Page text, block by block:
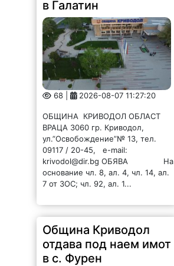
в Галатин
68 | 2026-08-07 11:27:20
ОБЩИНА КРИВОДОЛ ОБЛАСТ
ВРАЦА 3060 гр. Криводол,
ул.”Освобождение”№ 13, тел.
09117 / 20-45, e-mail:
krivodol@dir.bg ОБЯВА На
основание чл. 8, ал. 4, чл. 14, ал.
7 от ЗОС; чл. 92, ал. 1...
Община Криводол
отдава под наем имот
в с. Фурен